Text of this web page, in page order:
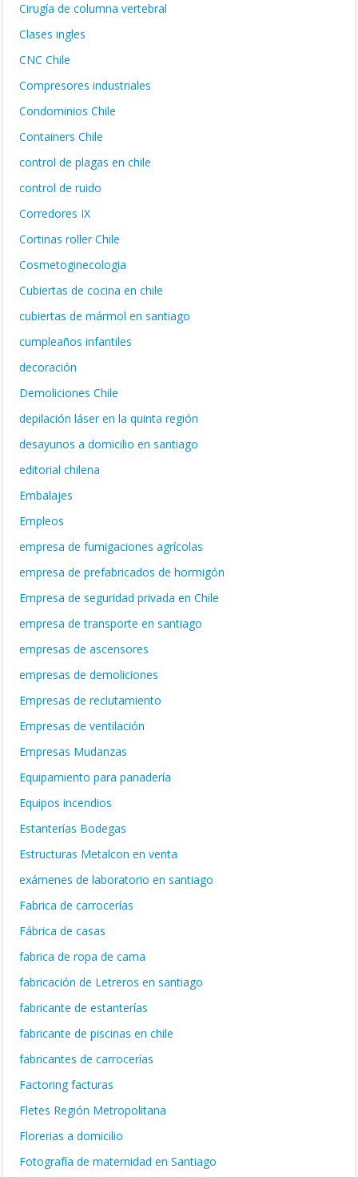
Cirugía de columna vertebral
Clases ingles
CNC Chile
Compresores industriales
Condominios Chile
Containers Chile
control de plagas en chile
control de ruido
Corredores IX
Cortinas roller Chile
Cosmetoginecologia
Cubiertas de cocina en chile
cubiertas de mármol en santiago
cumpleaños infantiles
decoración
Demoliciones Chile
depilación láser en la quinta región
desayunos a domicilio en santiago
editorial chilena
Embalajes
Empleos
empresa de fumigaciones agrícolas
empresa de prefabricados de hormigón
Empresa de seguridad privada en Chile
empresa de transporte en santiago
empresas de ascensores
empresas de demoliciones
Empresas de reclutamiento
Empresas de ventilación
Empresas Mudanzas
Equipamiento para panadería
Equipos incendios
Estanterías Bodegas
Estructuras Metalcon en venta
exámenes de laboratorio en santiago
Fabrica de carrocerías
Fábrica de casas
fabrica de ropa de cama
fabricación de Letreros en santiago
fabricante de estanterías
fabricante de piscinas en chile
fabricantes de carrocerías
Factoring facturas
Fletes Región Metropolitana
Florerias a domicilio
Fotografía de maternidad en Santiago